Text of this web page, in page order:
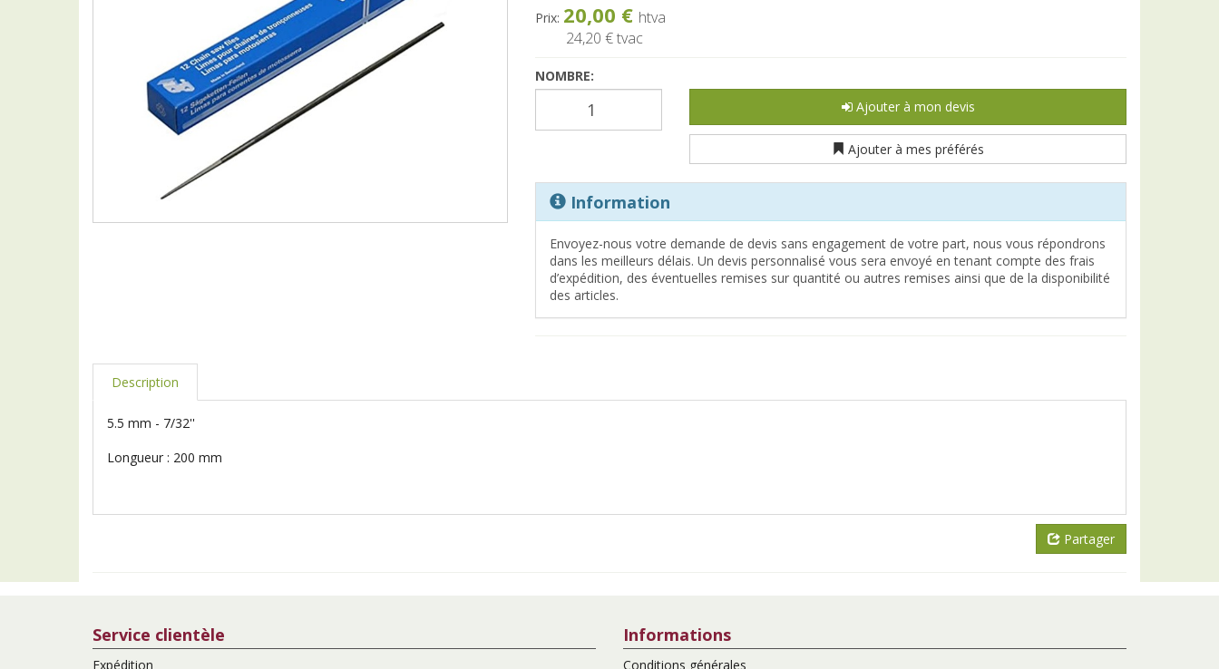
Prix: 20,00 € htva
24,20 €tvac
NOMBRE:
Ajouter à mon devis
Ajouter à mes préférés
Information
Envoyez-nous votre demande de devis sans engagement de votre part, nous vous répondrons
dans les meilleurs délais. Un devis personnalisé vous sera envoyé en tenant compte des frais
d’expédition, des éventuelles remises sur quantité ou autres remises ainsi que de la disponibilité
des articles.
Description
5.5 mm - 7/32''
Longueur : 200 mm
Partager
Service clientèle
Expédition
Informations
Conditions générales